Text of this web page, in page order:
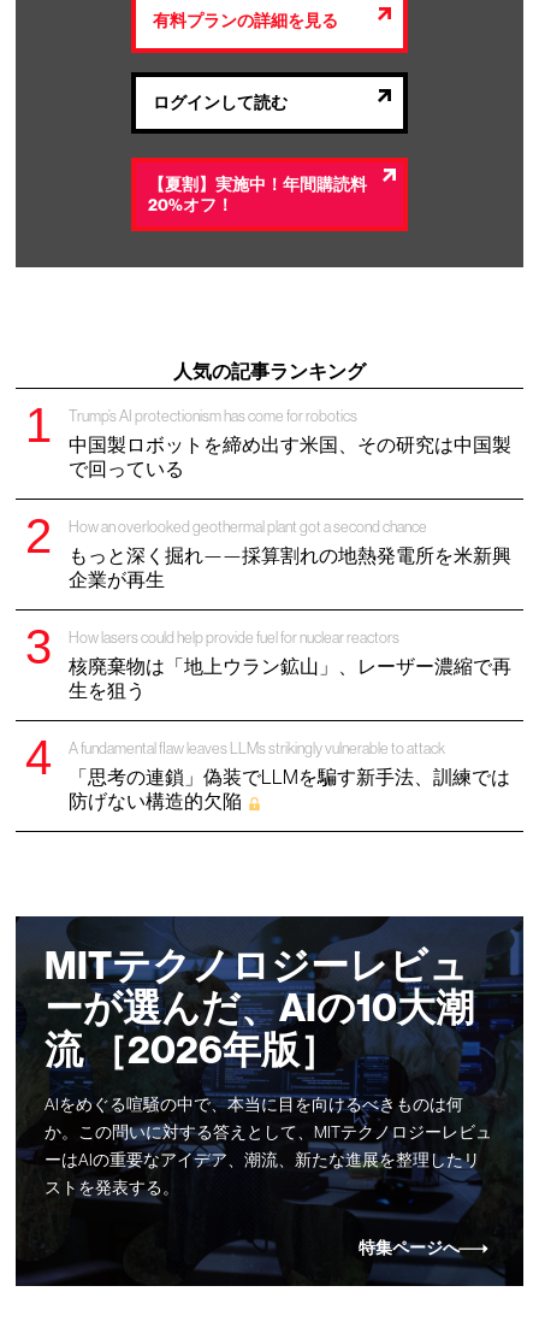
有料プランの詳細を見る
ログインして読む
【夏割】実施中！年間購読料
20%オフ！
人気の記事ランキング
Trump’s AI protectionism has come for robotics
中国製ロボットを締め出す米国、その研究は中国製
で回っている
How an overlooked geothermal plant got a second chance
もっと深く掘れ——採算割れの地熱発電所を米新興
企業が再生
How lasers could help provide fuel for nuclear reactors
核廃棄物は「地上ウラン鉱山」、レーザー濃縮で再
生を狙う
A fundamental flaw leaves LLMs strikingly vulnerable to attack
「思考の連鎖」偽装でLLMを騙す新手法、訓練では
防げない構造的欠陥
MITテクノロジーレビュ
ーが選んだ、AIの10大潮
流 ［2026年版］
AIをめぐる喧騒の中で、本当に目を向けるべきものは何
か。この問いに対する答えとして、MITテクノロジーレビュ
ーはAIの重要なアイデア、潮流、新たな進展を整理したリ
ストを発表する。
特集ページへ